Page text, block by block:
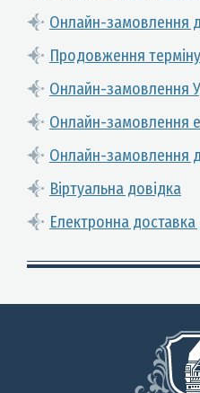
Онлайн-замовлення
Продовження
Онлайн-замовлення
Онлайн-замовлення
Онлайн-замовлення
Віртуальна довідка
Електронна доставка